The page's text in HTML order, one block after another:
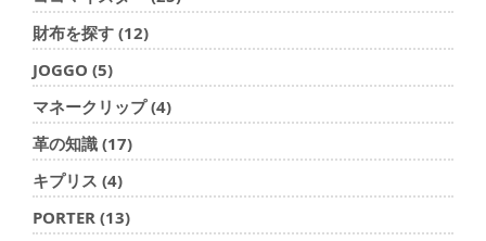
財布を探す (12)
JOGGO (5)
マネークリップ (4)
革の知識 (17)
キプリス (4)
PORTER (13)